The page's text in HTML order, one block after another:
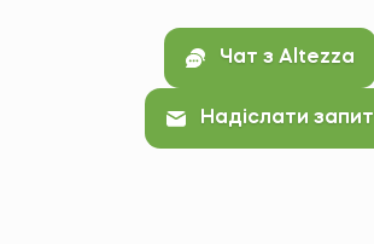
Чат з Altezza
Надіслати запит